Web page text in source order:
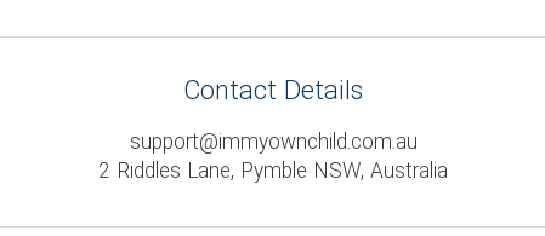
Contact Details
support@immyownchild.com.au
2 Riddles Lane, Pymble NSW, Australia